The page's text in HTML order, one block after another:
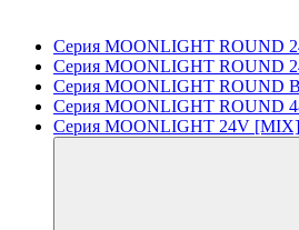
Серия MOONLIGHT ROUND
Серия MOONLIGHT ROUND
Серия MOONLIGHT ROUND
Серия MOONLIGHT ROUND
Серия MOONLIGHT 24V [MIX]